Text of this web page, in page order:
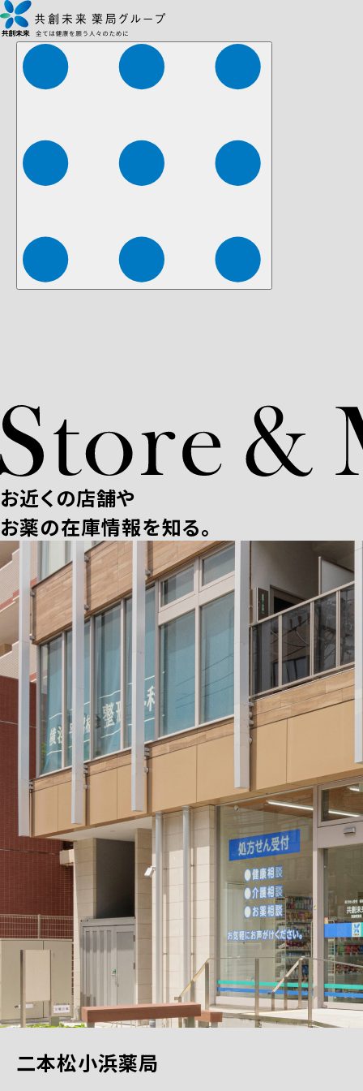
株式会社ファーマみらい 株式会社ストレチア
お近くの店舗や
お薬の在庫情報を知る。
二本松小浜薬局